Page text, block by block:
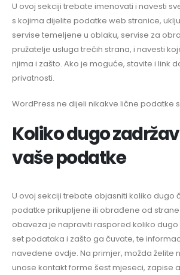
U ovoj sekciji trebate imenovati i navesti
s kojima dijelite podatke web stranice,
servise temeljene u oblaku, servise za
pružatelje usluga trećih strana, i navesti
njima i zašto. Ako je moguće, stavite i link
privatnosti.
WordPress ne dijeli nikakve lične podatke
Koliko dugo
vaše podatke
U ovoj sekciji trebate objasniti koliko dugo
podatke prikupljene ili obrađene od
obaveza je napraviti raspored koliko dugo
set podataka i zašto ga čuvate, te
navedene ovdje. Na primjer, možda želite
unose kontakt forme šest mjeseci, zapise